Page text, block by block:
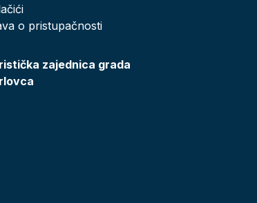
o pristupačnosti
zajednica grada